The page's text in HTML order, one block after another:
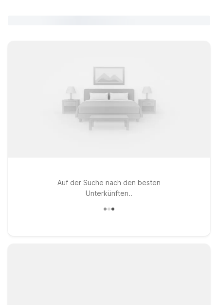
Auf der Suche nach den besten
Unterkünften..